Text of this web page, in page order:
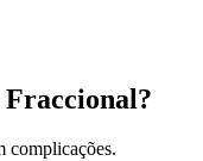
Fraccional?
complicações.